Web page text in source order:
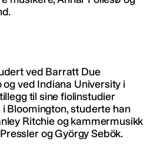
ved Barratt Due
ved Indiana University i
til sine fiolinstudier
Bloomington, studerte han
Ritchie og kammermusikk
og György Sebök.